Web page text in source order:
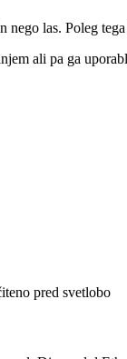
nego las. Poleg
ali pa ga
pred svetlobo